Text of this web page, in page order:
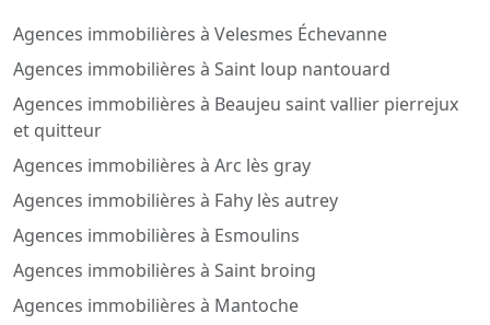
Agences immobilières à Velesmes Échevanne
Agences immobilières à Saint loup nantouard
Agences immobilières à Beaujeu saint vallier pierrejux
et quitteur
Agences immobilières à Arc lès gray
Agences immobilières à Fahy lès autrey
Agences immobilières à Esmoulins
Agences immobilières à Saint broing
Agences immobilières à Mantoche